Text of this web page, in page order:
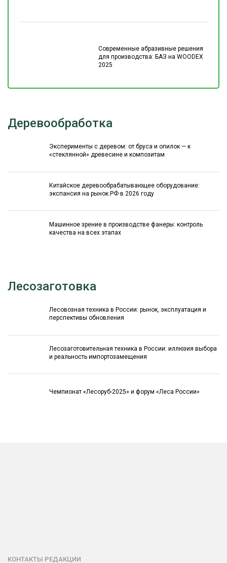
Современные абразивные решения
для производства: БАЗ на WOODEX
2025
Деревообработка
Эксперименты с деревом: от бруса и опилок — к
«стеклянной» древесине и композитам
Китайское деревообрабатывающее оборудование:
экспансия на рынок РФ в 2026 году
Машинное зрение в производстве фанеры: контроль
качества на всех этапах
Лесозаготовка
Лесовозная техника в России: рынок, эксплуатация и
перспективы обновления
Лесозаготовительная техника в России: иллюзия выбора
и реальность импортозамещения
Чемпионат «Лесоруб-2025» и форум «Леса России»
КОНТАКТЫ РЕДАКЦИИ